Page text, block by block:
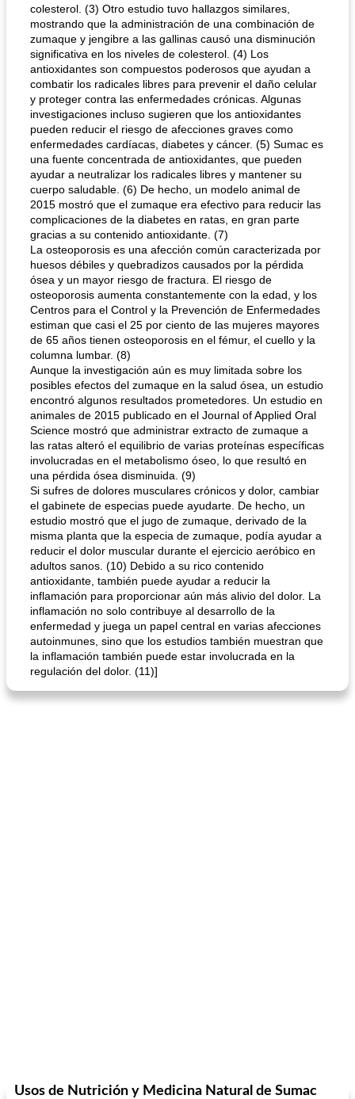
colesterol. (3) Otro estudio tuvo hallazgos similares,
mostrando que la administración de una combinación de
zumaque y jengibre a las gallinas causó una disminución
significativa en los niveles de colesterol. (4) Los
antioxidantes son compuestos poderosos que ayudan a
combatir los radicales libres para prevenir el daño celular
y proteger contra las enfermedades crónicas. Algunas
investigaciones incluso sugieren que los antioxidantes
pueden reducir el riesgo de afecciones graves como
enfermedades cardíacas, diabetes y cáncer. (5) Sumac es
una fuente concentrada de antioxidantes, que pueden
ayudar a neutralizar los radicales libres y mantener su
cuerpo saludable. (6) De hecho, un modelo animal de
2015 mostró que el zumaque era efectivo para reducir las
complicaciones de la diabetes en ratas, en gran parte
gracias a su contenido antioxidante. (7)
La osteoporosis es una afección común caracterizada por
huesos débiles y quebradizos causados ​​por la pérdida
ósea y un mayor riesgo de fractura. El riesgo de
osteoporosis aumenta constantemente con la edad, y los
Centros para el Control y la Prevención de Enfermedades
estiman que casi el 25 por ciento de las mujeres mayores
de 65 años tienen osteoporosis en el fémur, el cuello y la
columna lumbar. (8)
Aunque la investigación aún es muy limitada sobre los
posibles efectos del zumaque en la salud ósea, un estudio
encontró algunos resultados prometedores. Un estudio en
animales de 2015 publicado en el Journal of Applied Oral
Science mostró que administrar extracto de zumaque a
las ratas alteró el equilibrio de varias proteínas específicas
involucradas en el metabolismo óseo, lo que resultó en
una pérdida ósea disminuida. (9)
Si sufres de dolores musculares crónicos y dolor, cambiar
el gabinete de especias puede ayudarte. De hecho, un
estudio mostró que el jugo de zumaque, derivado de la
misma planta que la especia de zumaque, podía ayudar a
reducir el dolor muscular durante el ejercicio aeróbico en
adultos sanos. (10) Debido a su rico contenido
antioxidante, también puede ayudar a reducir la
inflamación para proporcionar aún más alivio del dolor. La
inflamación no solo contribuye al desarrollo de la
enfermedad y juega un papel central en varias afecciones
autoinmunes, sino que los estudios también muestran que
la inflamación también puede estar involucrada en la
regulación del dolor. (11)]
Usos de Nutrición y Medicina Natural de Sumac